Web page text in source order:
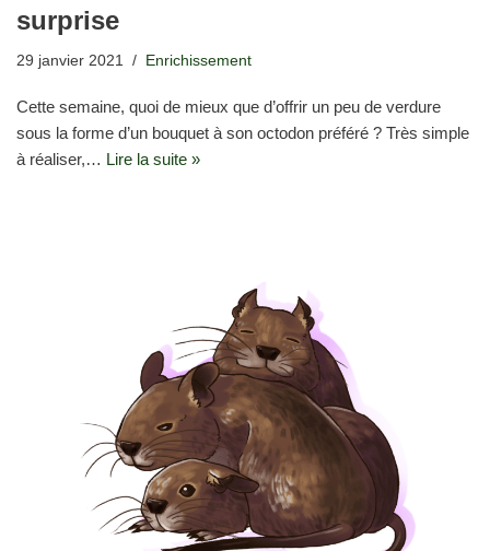
surprise
29 janvier 2021 Enrichissement
Cette semaine, quoi de mieux que d’offrir un peu de verdure
sous la forme d’un bouquet à son octodon préféré ? Très simple
à réaliser,… Lire la suite »